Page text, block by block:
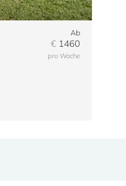
Ab
€ 1460
pro Woche